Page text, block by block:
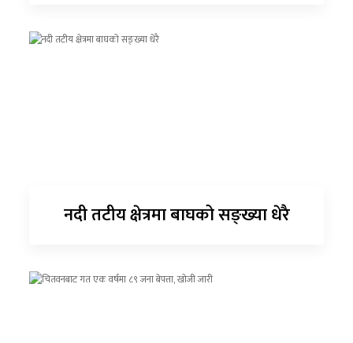
नदी तटीय क्षेत्रमा बाघको सङ्ख्या धेरै